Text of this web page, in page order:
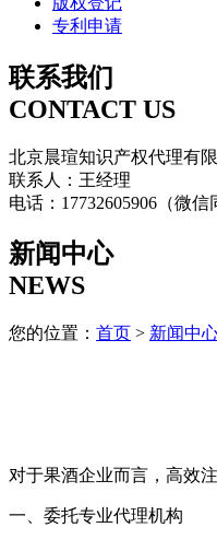
专利申请
联系我们
CONTACT US
北京晨瑄知识产权代理有
联系人：王经理
电话：17732605906（微信
新闻中心
NEWS
您的位置： 首页 > 新闻中
对于果酒企业而言，高效
一、委托专业代理机构